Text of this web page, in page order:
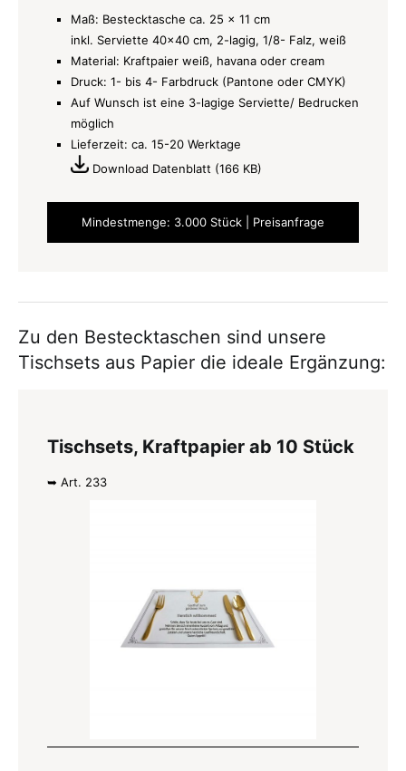
Maß: Bestecktasche ca. 25 x 11 cm
inkl. Serviette 40×40 cm, 2-lagig, 1/8- Falz, weiß
Material: Kraftpaier weiß, havana oder cream
Druck: 1- bis 4- Farbdruck (Pantone oder CMYK)
Auf Wunsch ist eine 3-lagige Serviette/ Bedrucken
möglich
Lieferzeit: ca. 15-20 Werktage
Download Datenblatt (166 KB)
Mindestmenge: 3.000 Stück | Preisanfrage
Zu den Bestecktaschen sind unsere
Tischsets aus Papier die ideale Ergänzung:
Tischsets, Kraftpapier ab 10 Stück
➥ Art. 233